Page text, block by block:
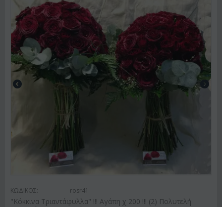
ΚΩΔΙΚΟΣ: rosr41
"Κόκκινα Τριαντάφυλλα" !!! Αγάπη χ 200 !!! (2) Πολυτελή